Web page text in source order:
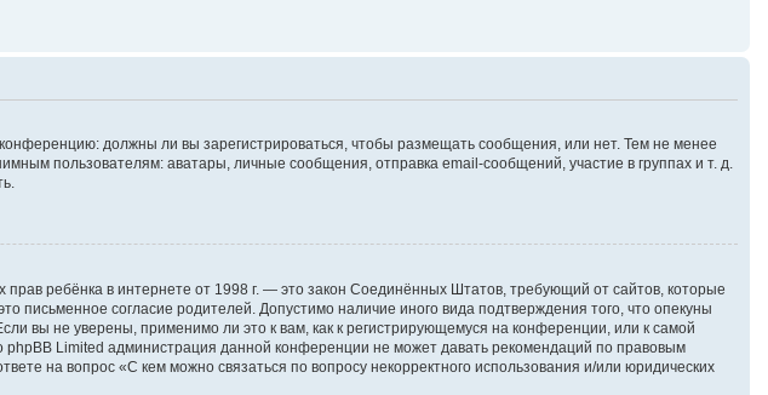
должны ли вы зарегистрироваться, чтобы размещать сообщения, или нет. Тем не менее
пользователям: аватары, личные сообщения, отправка email-сообщений, участие в группах и т. д.
ребёнка в интернете от 1998 г. — это закон Соединённых Штатов, требующий от сайтов, которые
согласие родителей. Допустимо наличие иного вида подтверждения того, что опекуны
вы не уверены, применимо ли это к вам, как к регистрирующемуся на конференции, или к самой
Limited администрация данной конференции не может давать рекомендаций по правовым
на вопрос «С кем можно связаться по вопросу некорректного использования и/или юридических